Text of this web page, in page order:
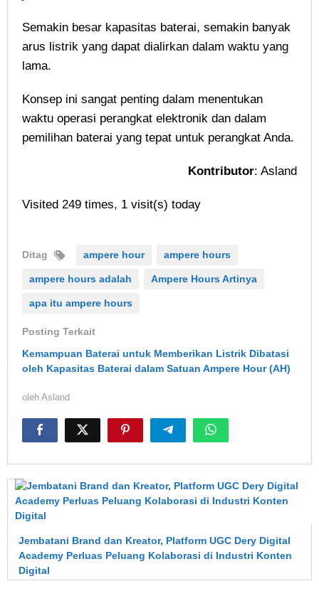
Semakin besar kapasitas baterai, semakin banyak
arus listrik yang dapat dialirkan dalam waktu yang
lama.
Konsep ini sangat penting dalam menentukan
waktu operasi perangkat elektronik dan dalam
pemilihan baterai yang tepat untuk perangkat Anda.
Kontributor: Asland
Visited 249 times, 1 visit(s) today
Ditag ampere hour ampere hours
ampere hours adalah Ampere Hours Artinya
apa itu ampere hours
Posting Terkait
Kemampuan Baterai untuk Memberikan Listrik Dibatasi
oleh Kapasitas Baterai dalam Satuan Ampere Hour (AH)
oleh Asland
Jembatani Brand dan Kreator, Platform UGC Dery Digital
Academy Perluas Peluang Kolaborasi di Industri Konten
Digital